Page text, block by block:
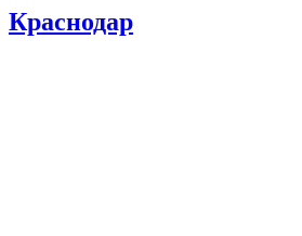
Краснодар